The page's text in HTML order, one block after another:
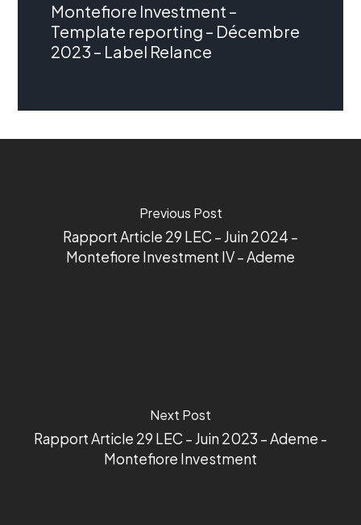
Montefiore Investment –
Template reporting – Décembre
2023 – Label Relance
Previous Post
Rapport Article 29 LEC – Juin 2024 –
Montefiore Investment IV – Ademe
Next Post
Rapport Article 29 LEC – Juin 2023 – Ademe -
Montefiore Investment